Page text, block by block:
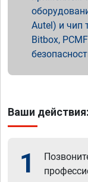
Autel) и чип
Bitbox,
Ваши действия:
1